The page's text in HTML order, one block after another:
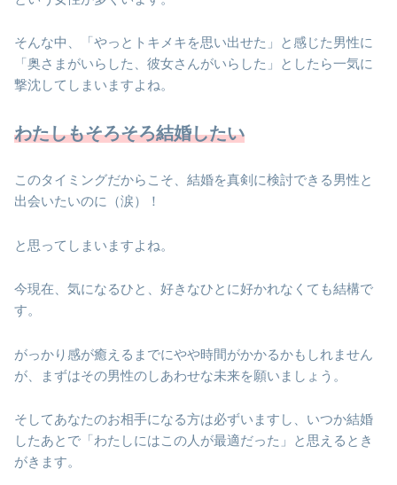
そんな中、「やっとトキメキを思い出せた」と感じた男性に
「奥さまがいらした、彼女さんがいらした」としたら一気に
撃沈してしまいますよね。
わたしもそろそろ結婚したい
このタイミングだからこそ、結婚を真剣に検討できる男性と
出会いたいのに（涙）！
と思ってしまいますよね。
今現在、気になるひと、好きなひとに好かれなくても結構で
す。
がっかり感が癒えるまでにやや時間がかかるかもしれません
が、まずはその男性のしあわせな未来を願いましょう。
そしてあなたのお相手になる方は必ずいますし、いつか結婚
したあとで「わたしにはこの人が最適だった」と思えるとき
がきます。